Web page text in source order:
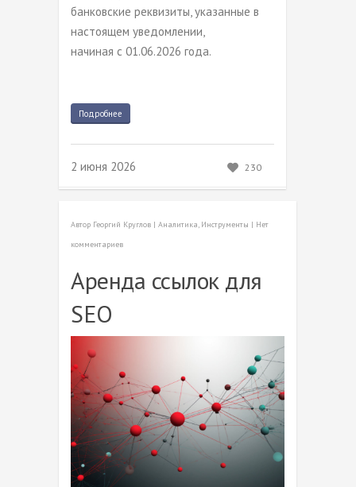
банковские реквизиты, указанные в
настоящем уведомлении,
начиная с 01.06.2026 года.
Подробнее
2 июня 2026 230
Автор Георгий Круглов | Аналитика, Инструменты | Нет
комментариев
Аренда ссылок для
SEO